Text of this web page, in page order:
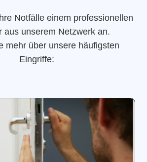
Notfälle einem professionellen
aus unserem Netzwerk an.
mehr über unsere häufigsten
Eingriffe: